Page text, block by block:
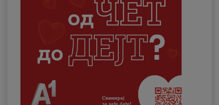
Деловни
Поддршка
Надополни кредит